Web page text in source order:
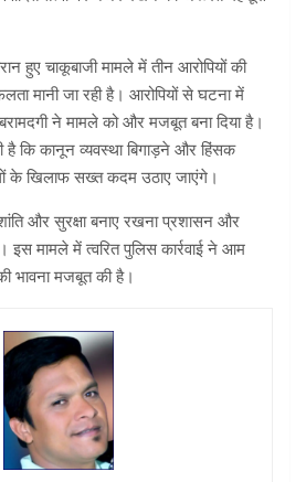
हुए चाकूबाजी मामले में तीन आरोपियों की
मानी जा रही है। आरोपियों से घटना में
ने मामले को और मजबूत बना दिया है।
है कि कानून व्यवस्था बिगाड़ने और हिंसक
के खिलाफ सख्त कदम उठाए जाएंगे।
और सुरक्षा बनाए रखना प्रशासन और
इस मामले में त्वरित पुलिस कार्रवाई ने आम
भावना मजबूत की है।